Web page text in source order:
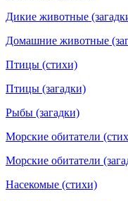
Дикие животные
Домашние животные
Птицы (стихи)
Птицы (загадки)
Рыбы (загадки)
Морские обитатели
Морские обитатели
Насекомые (стихи)